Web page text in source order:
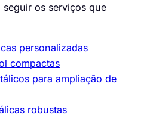
seguir os serviços que
personalizadas
compactas
para ampliação de
robustas